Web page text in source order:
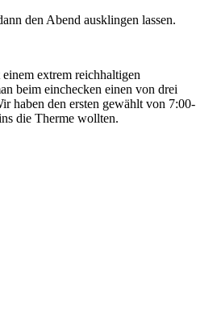
den Abend ausklingen lassen.
extrem reichhaltigen
beim einchecken einen von drei
haben den ersten gewählt von 7:00-
die Therme wollten.